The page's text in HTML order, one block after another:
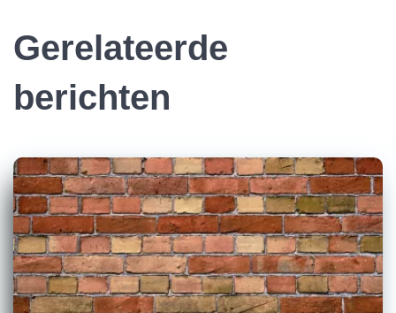
Gerelateerde
berichten